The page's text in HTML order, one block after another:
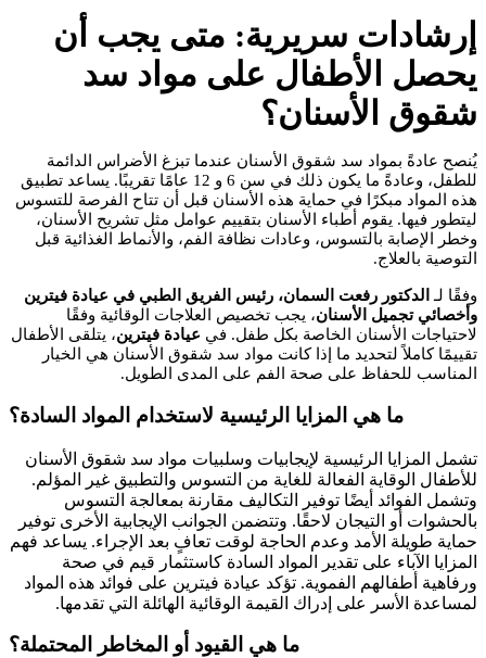
إرشادات سريرية: متى يجب أن
يحصل الأطفال على مواد سد
شقوق الأسنان؟
يُنصح عادةً بمواد سد شقوق الأسنان عندما تبزغ الأضراس الدائمة
للطفل، وعادةً ما يكون ذلك في سن 6 و 12 عامًا تقريبًا. يساعد تطبيق
هذه المواد مبكرًا في حماية هذه الأسنان قبل أن تتاح الفرصة للتسوس
ليتطور فيها. يقوم أطباء الأسنان بتقييم عوامل مثل تشريح الأسنان،
وخطر الإصابة بالتسوس، وعادات نظافة الفم، والأنماط الغذائية قبل
التوصية بالعلاج.
وفقًا لـ الدكتور رفعت السمان، رئيس الفريق الطبي في عيادة فيترين
وأخصائي تجميل الأسنان، يجب تخصيص العلاجات الوقائية وفقًا
لاحتياجات الأسنان الخاصة بكل طفل. في عيادة فيترين، يتلقى الأطفال
تقييمًا كاملاً لتحديد ما إذا كانت مواد سد شقوق الأسنان هي الخيار
المناسب للحفاظ على صحة الفم على المدى الطويل.
ما هي المزايا الرئيسية لاستخدام المواد السادة؟
تشمل المزايا الرئيسية لإيجابيات وسلبيات مواد سد شقوق الأسنان
للأطفال الوقاية الفعالة للغاية من التسوس والتطبيق غير المؤلم.
وتشمل الفوائد أيضًا توفير التكاليف مقارنة بمعالجة التسوس
بالحشوات أو التيجان لاحقًا. وتتضمن الجوانب الإيجابية الأخرى توفير
حماية طويلة الأمد وعدم الحاجة لوقت تعافٍ بعد الإجراء. يساعد فهم
المزايا الآباء على تقدير المواد السادة كاستثمار قيم في صحة
ورفاهية أطفالهم الفموية. تؤكد عيادة فيترين على فوائد هذه المواد
لمساعدة الأسر على إدراك القيمة الوقائية الهائلة التي تقدمها.
ما هي القيود أو المخاطر المحتملة؟